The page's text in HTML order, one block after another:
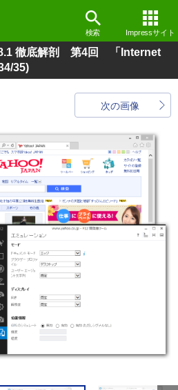
検索 Impressサイト
8.1 徹底解剖 第4回 「Internet
35)
次の画像